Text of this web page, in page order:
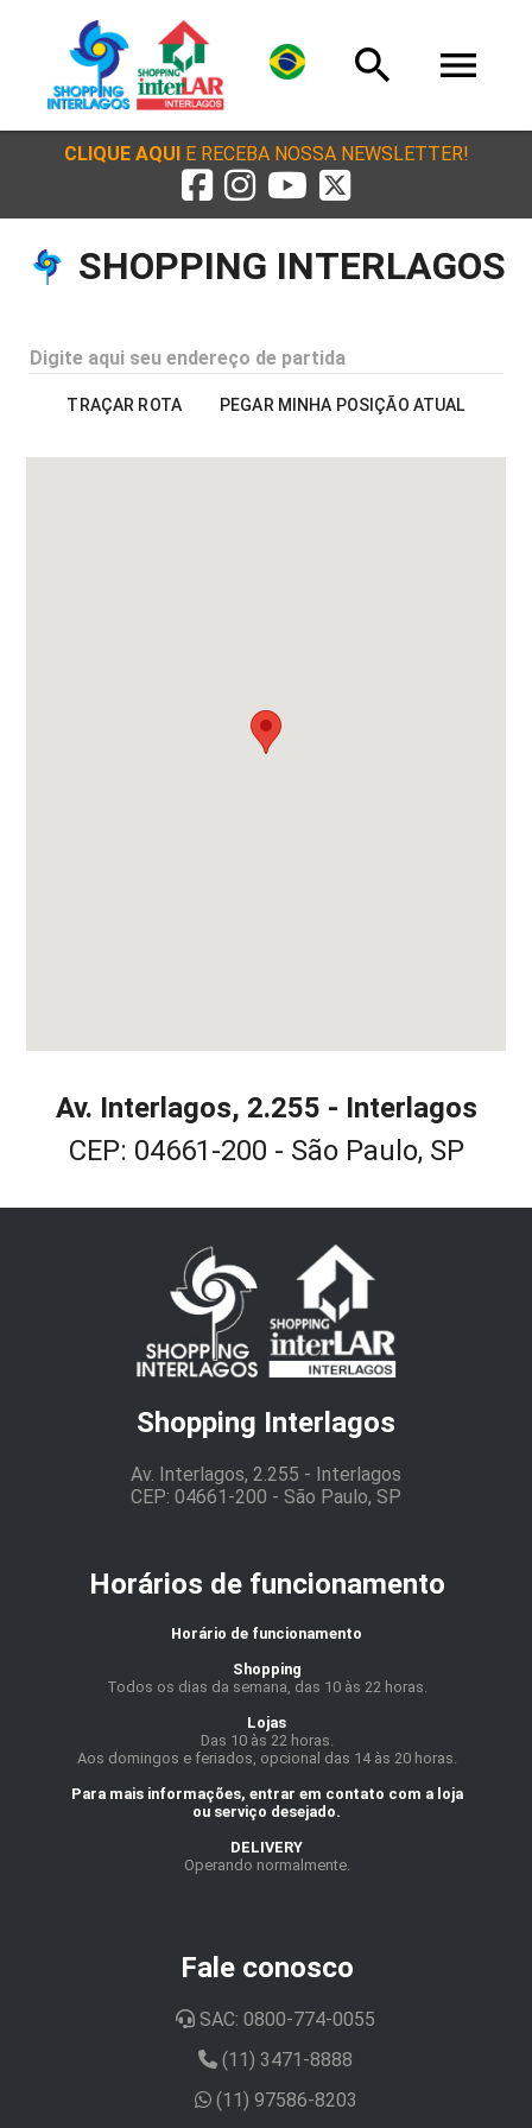
search menu
CLIQUE AQUIE RECEBA NOSSA NEWSLETTER!
SHOPPING INTERLAGOS
Digite aqui seu endereço de partida
TRAÇAR ROTA PEGAR MINHA POSIÇÃO ATUAL
Av. Interlagos, 2.255 - Interlagos
CEP: 04661-200 - São Paulo, SP
Shopping Interlagos
Av. Interlagos, 2.255 - Interlagos
CEP: 04661-200 - São Paulo, SP
Horários de funcionamento
Horário de funcionamento
Shopping
Todos os dias da semana, das 10 às 22 horas.
Lojas
Das 10 às 22 horas.
Aos domingos e feriados, opcional das 14 às 20 horas.
Para mais informações, entrar em contato com a loja
ou serviço desejado.
DELIVERY
Operando normalmente.
Fale conosco
SAC: 0800-774-0055
(11) 3471-8888
(11) 97586-8203